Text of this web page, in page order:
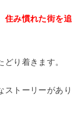
住み慣れた街を追
り着きます。
ストーリーがあり